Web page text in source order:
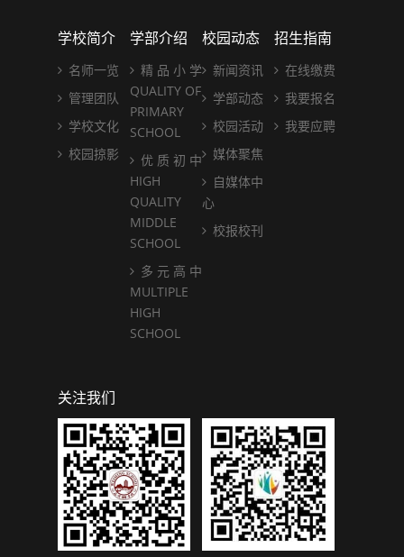
学校简介
名师一览
管理团队
学校文化
校园掠影
学部介绍
精 品 小 学
QUALITY OF
PRIMARY
SCHOOL
优 质 初 中
HIGH
QUALITY
MIDDLE
SCHOOL
多 元 高 中
MULTIPLE
HIGH
SCHOOL
校园动态
新闻资讯
学部动态
校园活动
媒体聚焦
自媒体中
心
校报校刊
招生指南
在线缴费
我要报名
我要应聘
关注我们